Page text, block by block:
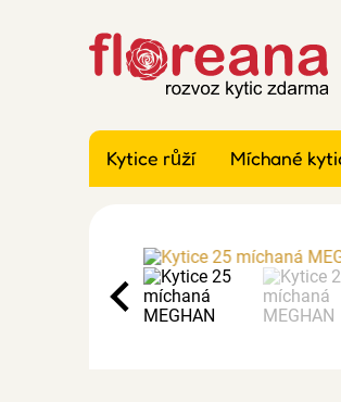
Kytice růží Míchané